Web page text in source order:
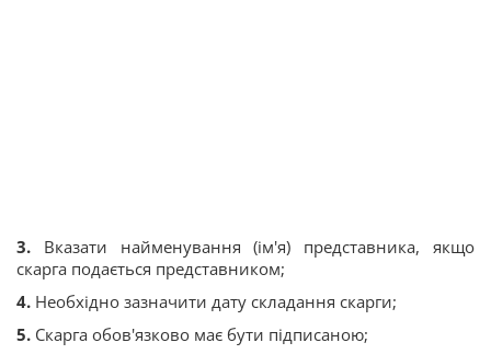
3. Вказати найменування (ім'я) представника, якщо
скарга подається представником;
4. Необхідно зазначити дату складання скарги;
5. Скарга обов'язково має бути підписаною;